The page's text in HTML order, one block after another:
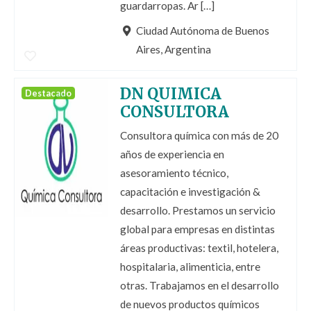
guardarropas. Ar […]
Ciudad Autónoma de Buenos
Aires, Argentina
DN QUIMICA
CONSULTORA
Consultora química con más de 20
años de experiencia en
asesoramiento técnico,
capacitación e investigación &
desarrollo. Prestamos un servicio
global para empresas en distintas
áreas productivas: textil, hotelera,
hospitalaria, alimenticia, entre
otras. Trabajamos en el desarrollo
de nuevos productos químicos
Destacado